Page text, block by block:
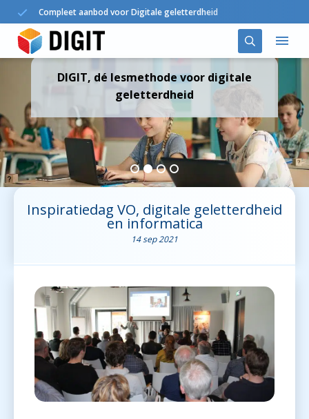
Compleet aanbod voor Digitale geletterdheid
DIGIT in het onderwijs
Agenda
DIGIT, dé lesmethode voor digitale
geletterdheid
Inspiratiedag VO, digitale geletterdheid
en informatica
14 sep 2021